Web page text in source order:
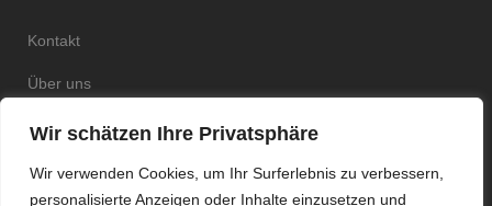
Wir schätzen Ihre Privatsphäre
Wir verwenden Cookies, um Ihr Surferlebnis zu verbessern,
personalisierte Anzeigen oder Inhalte einzusetzen und
Kontakt
Über uns
Shops
Impressum